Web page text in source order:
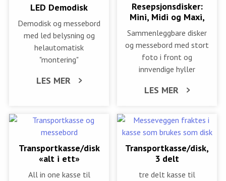
LED Demodisk
Demodisk og messebord
med led belysning og
helautomatisk
"montering"
LES MER
Resepsjonsdisker:
Mini, Midi og Maxi,
Sammenleggbare disker
og messebord med stort
foto i front og
innvendige hyller
LES MER
Transportkasse/disk
«alt i ett»
All in one kasse til
Transportkasse/disk,
3 delt
tre delt kasse til